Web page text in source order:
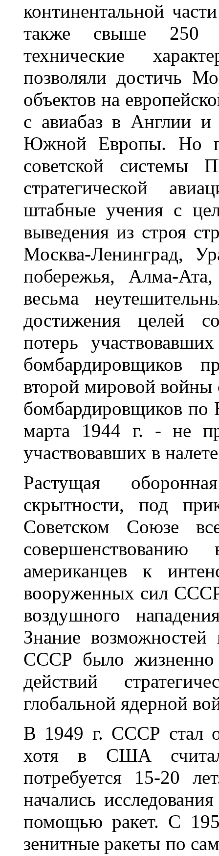
континентальной
также свыше 250
технические
позволяли достичь
объектов на
с авиабаз в Англии и
Южной Европы. Но
советской системы
стратегической
штабные учения с
выведения из строя
Москва-Ленинград,
побережья, Алма-
весьма
достижения целей
потерь
бомбардировщиков
второй мировой войны
бомбардировщиков по
марта 1944 г. - не
участвовавших в
Растущая
скрытности, под
Советском Союзе
совершенствованию
американцев к
вооруженных сил
воздушного
Знание
СССР было жизненно
действий
глобальной ядерной
В 1949 г. СССР стал
хотя в США
потребуется 15-20
начались
помощью ракет. С
зенитные ракеты по